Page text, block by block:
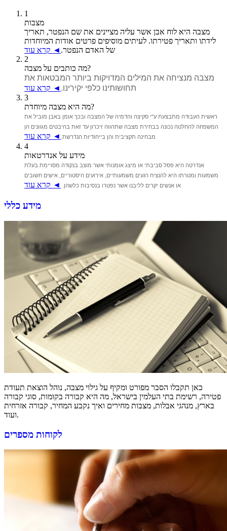
1
מצבות
מצבה היא לוח אבן אשר עליה מציינים את שם הנפטר, תאריך
לידתו ותאריך פטירתו. לעיתים מוסיפים פרטים אודות המיוחדות
של האדם הנפטר. ◄ קרא עוד
2
מה כותבים על מצבה?
מצבה מנציחה את המילים המדויקות ביותר המבטאות את
תחושותינו כלפי יקירינו. ◄ קרא עוד
3
מה היא מצבה מיוחדת?
ראשית העבודה מתבצעת ע"י סקיצה והדמיה של המצבה ובכך אומן באבן מוביל את
המשפחה להחלטה נכונה בבחירת מצבה שתהווה זיכרון עד זאת בהיבטים מגוונים הן
מבחינה תקציבית והן בייחודיות הנדרשת. ◄ קרא עוד
4
מידע על אנדרטאות
אנדרטה היא פסל סביבתי או מיצג אומנותי אשר מוצב בנקודה מסויימת בעלת
משמעות ומטרתו היא להנציח רגעים משמעותיים, אירועים היסטוריים, אישים חשובים
או אנשים יקרים לליבנו אשר נפטרו בנסיבות כלשהן. ◄ קרא עוד
מידע כללי
כאן תקבלו הסבר מפורט ומקיף על גילוי מצבה, נוהל הוצאת תעודת
פטירה, רשימת בתי העלמין בישראל, מה היא קבורה בקומות, סוגי קבורה
בארץ, מנהגי אבלות, מצבות מחירים ואיך נקבע המחיר, קבורה אזרחית
ועוד.
לקוחות מספרים